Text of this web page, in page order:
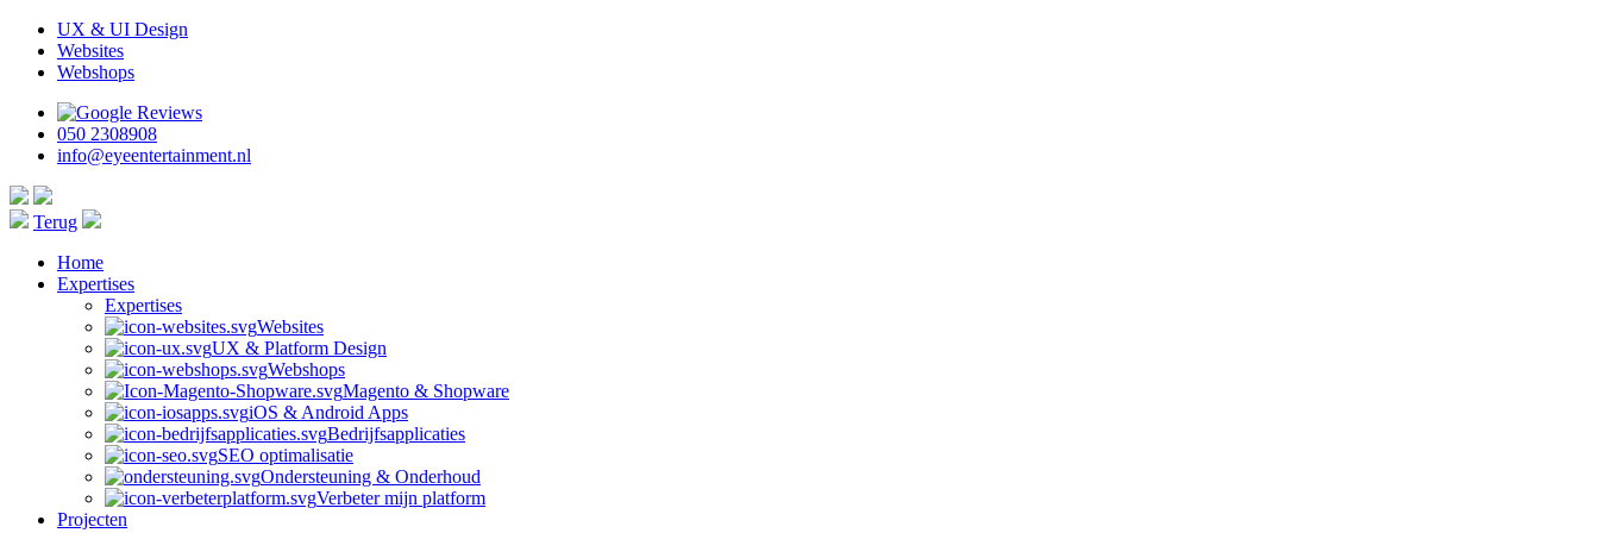
UX & UI Design
Websites
Webshops
050 2308908
info@eyeentertainment.nl
Terug
Home
Expertises
Expertises
Websites
UX & Platform Design
Webshops
Magento & Shopware
iOS & Android Apps
Bedrijfsapplicaties
SEO optimalisatie
Ondersteuning & Onderhoud
Verbeter mijn platform
Projecten